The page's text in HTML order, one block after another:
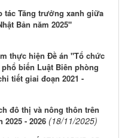
tác Tăng trưởng xanh giữa
Bản năm 2025"
thực hiện Đề án "Tổ chức
biến Luật Biên phòng
tiết giai đoạn 2021 -
đô thị và nông thôn trên
- 2026 (18/11/2025)